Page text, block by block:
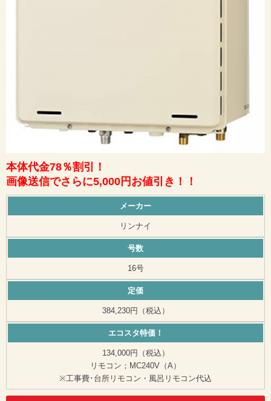
本体代金78％割引！
画像送信でさらに5,000円お値引き！！
メーカー
リンナイ
号数
16号
定価
384,230円（税込）
エコスタ特価！
134,000円（税込）
リモコン；MC240V（A）
※工事費･台所リモコン・風呂リモコン代込